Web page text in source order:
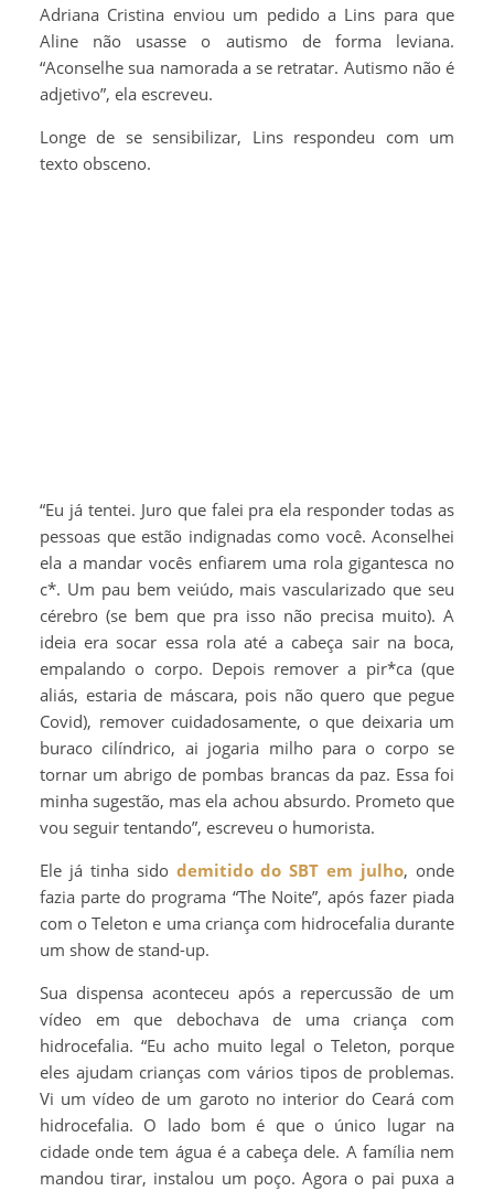
Adriana Cristina enviou um pedido a Lins para que
Aline não usasse o autismo de forma leviana.
“Aconselhe sua namorada a se retratar. Autismo não é
adjetivo”, ela escreveu.
Longe de se sensibilizar, Lins respondeu com um
texto obsceno.
“Eu já tentei. Juro que falei pra ela responder todas as
pessoas que estão indignadas como você. Aconselhei
ela a mandar vocês enfiarem uma rola gigantesca no
c*. Um pau bem veiúdo, mais vascularizado que seu
cérebro (se bem que pra isso não precisa muito). A
ideia era socar essa rola até a cabeça sair na boca,
empalando o corpo. Depois remover a pir*ca (que
aliás, estaria de máscara, pois não quero que pegue
Covid), remover cuidadosamente, o que deixaria um
buraco cilíndrico, ai jogaria milho para o corpo se
tornar um abrigo de pombas brancas da paz. Essa foi
minha sugestão, mas ela achou absurdo. Prometo que
vou seguir tentando”, escreveu o humorista.
Ele já tinha sido demitido do SBT em julho, onde
fazia parte do programa “The Noite”, após fazer piada
com o Teleton e uma criança com hidrocefalia durante
um show de stand-up.
Sua dispensa aconteceu após a repercussão de um
vídeo em que debochava de uma criança com
hidrocefalia. “Eu acho muito legal o Teleton, porque
eles ajudam crianças com vários tipos de problemas.
Vi um vídeo de um garoto no interior do Ceará com
hidrocefalia. O lado bom é que o único lugar na
cidade onde tem água é a cabeça dele. A família nem
mandou tirar, instalou um poço. Agora o pai puxa a